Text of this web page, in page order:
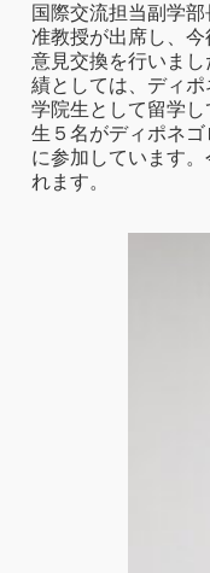
国際交流担当副学
准教授が出席し、
意見交換を行いま
績としては、ディ
学院生として留学
生５名がディポネ
に参加しています
れます。